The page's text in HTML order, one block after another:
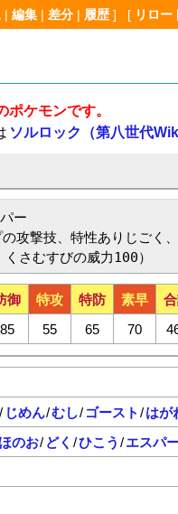
| 編集| 差分| 履歴] [ リロー
ケモンです。
ソルロック（第八世代Wiki
ー
攻撃技、特性ありじごく
さむすびの威力100）
御 特攻 特防 素早
85 55 65 70
/ じめん/むし/ ゴースト /はが
のお/ どく /ひこう /エスパ